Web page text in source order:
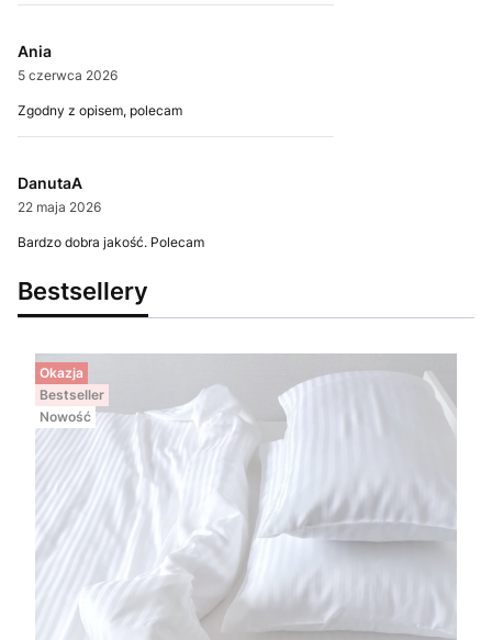
Ania
5 czerwca 2026
Zgodny z opisem, polecam
DanutaA
22 maja 2026
Bardzo dobra jakość. Polecam
Bestsellery
Okazja
Bestseller
Nowość